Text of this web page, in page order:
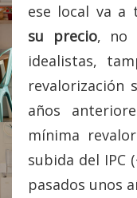
ese local va a
su precio, no
idealistas,
revalorización
años
mínima
subida del IPC
pasados unos